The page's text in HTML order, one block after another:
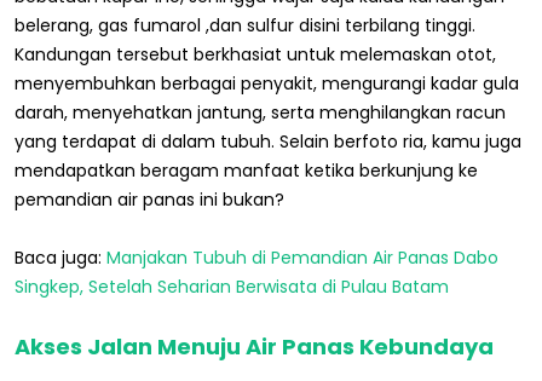
belerang, gas fumarol ,dan sulfur disini terbilang tinggi.
Kandungan tersebut berkhasiat untuk melemaskan otot,
menyembuhkan berbagai penyakit, mengurangi kadar gula
darah, menyehatkan jantung, serta menghilangkan racun
yang terdapat di dalam tubuh. Selain berfoto ria, kamu juga
mendapatkan beragam manfaat ketika berkunjung ke
pemandian air panas ini bukan?
Baca juga: Manjakan Tubuh di Pemandian Air Panas Dabo
Singkep, Setelah Seharian Berwisata di Pulau Batam
Akses Jalan Menuju Air Panas Kebundaya